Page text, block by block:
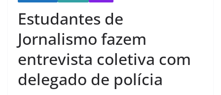
Estudantes de
Jornalismo fazem
entrevista coletiva com
delegado de polícia